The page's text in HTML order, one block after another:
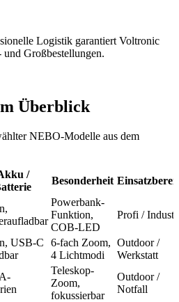
Logistik garantiert Voltronic
Großbestellungen.
Überblick
NEBO-Modelle aus dem
/
Besonderheit
Powerbank-
Funktion,
COB-LED
Profi /
USB-C
6-fach Zoom,
4 Lichtmodi
Outdoor /
Werkstatt
Teleskop-
Zoom,
fokussierbar
Outdoor /
Notfall